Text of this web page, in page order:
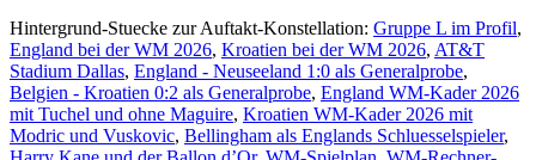
Hintergrund-Stuecke zur Auftakt-Konstellation: Gruppe L im Profil,
England bei der WM 2026, Kroatien bei der WM 2026, AT&T
Stadium Dallas, England - Neuseeland 1:0 als Generalprobe,
Belgien - Kroatien 0:2 als Generalprobe, England WM-Kader 2026
mit Tuchel und ohne Maguire, Kroatien WM-Kader 2026 mit
Modric und Vuskovic, Bellingham als Englands Schluesselspieler,